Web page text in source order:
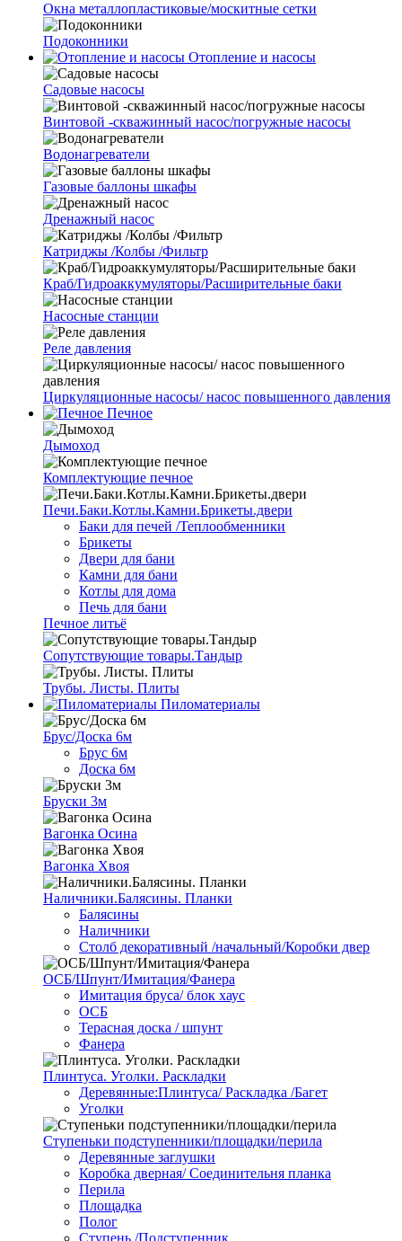
Окна металлопластиковые/москитные сетки
Подоконники
Отопление и насосы
Cадовые насосы
Винтовой -скважинный насос/погружные насосы
Водонагреватели
Газовые баллоны шкафы
Дренажный насос
Катриджы /Колбы /Фильтр
Краб/Гидроаккумуляторы/Расширительные баки
Насосные станции
Реле давления
Циркуляционные насосы/ насос повышенного давления
Печное
Дымоход
Комплектующие печное
Печи.Баки.Котлы.Камни.Брикеты.двери
Баки для печей /Теплообменники
Брикеты
Двери для бани
Камни для бани
Котлы для дома
Печь для бани
Печное литьё
Сопутствующие товары.Тандыр
Трубы. Листы. Плиты
Пиломатериалы
Брус/Доска 6м
Брус 6м
Доска 6м
Бруски 3м
Вагонка Осина
Вагонка Хвоя
Наличники.Балясины. Планки
Балясины
Наличники
Столб декоративный /начальный/Коробки двер
ОСБ/Шпунт/Имитация/Фанера
Имитация бруса/ блок хаус
ОСБ
Терасная доска / шпунт
Фанера
Плинтуса. Уголки. Раскладки
Деревянные:Плинтуса/ Раскладка /Багет
Уголки
Ступеньки подступенники/площадки/перила
Деревянные заглушки
Коробка дверная/ Соединительня планка
Перила
Площадка
Полог
Ступень /Подступенник